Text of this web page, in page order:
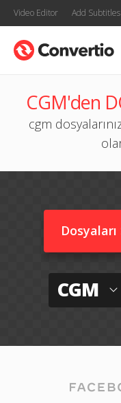
Video Editor Add
CGM'den
cgm
Dosyaları
CGM